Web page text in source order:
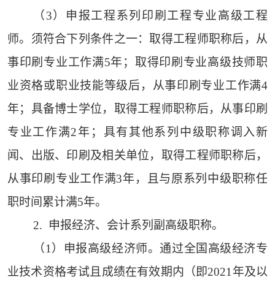
（3）申报工程系列印刷工程专业高级工程
师。须符合下列条件之一：取得工程师职称后，从
事印刷专业工作满5年；取得印刷专业高级技师职
业资格或职业技能等级后，从事印刷专业工作满4
年；具备博士学位，取得工程师职称后，从事印刷
专业工作满2年；具有其他系列中级职称调入新
闻、出版、印刷及相关单位，取得工程师职称后，
从事印刷专业工作满3年，且与原系列中级职称任
职时间累计满5年。
2. 申报经济、会计系列副高级职称。
（1）申报高级经济师。通过全国高级经济专
业技术资格考试且成绩在有效期内（即2021年及以